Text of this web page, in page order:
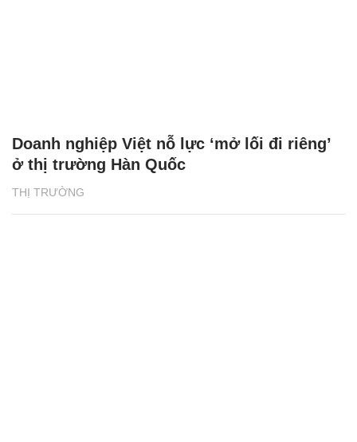
THỊ TRƯỜNG
Doanh nghiệp Việt nỗ lực ‘mở lối đi riêng’
ở thị trường Hàn Quốc